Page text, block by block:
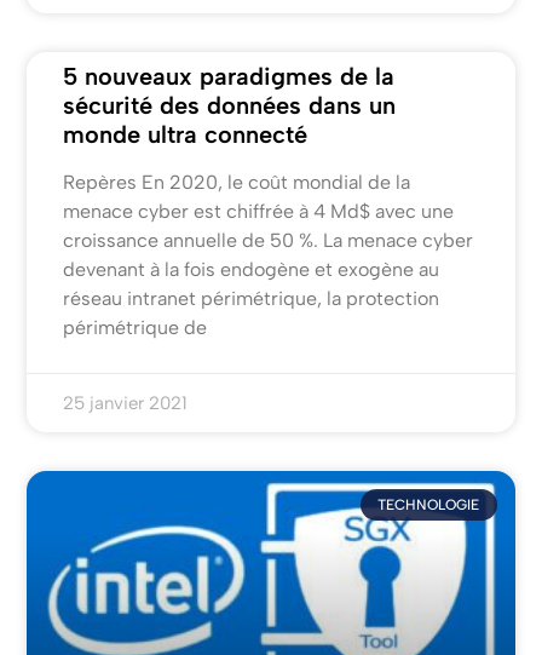
5 nouveaux paradigmes de la
sécurité des données dans un
monde ultra connecté
Repères En 2020, le coût mondial de la
menace cyber est chiffrée à 4 Md$ avec une
croissance annuelle de 50 %. La menace cyber
devenant à la fois endogène et exogène au
réseau intranet périmétrique, la protection
périmétrique de
25 janvier 2021
TECHNOLOGIE